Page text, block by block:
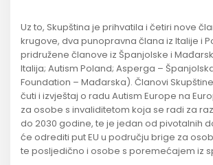
Uz to, Skupština je prihvatila i četiri nove
krugove, dva punopravna člana iz Italije i
pridružene članove iz Španjolske i
Italija; Autism Poland; Asperga –
Foundation – Mađarska). Članovi
čuti i izvještaj o radu Autism Europe na
za osobe s invaliditetom koja se radi za
do 2030 godine, te je jedan od pivotalnih
će odrediti put EU u području brige za
te posljedično i osobe s poremećajem iz